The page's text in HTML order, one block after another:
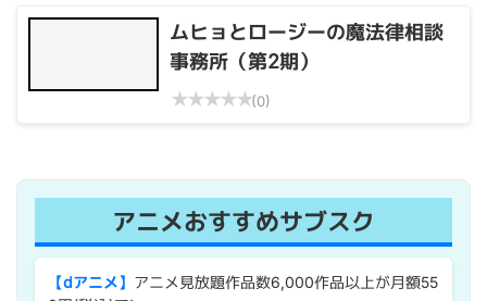
ムヒョとロージーの魔法律相談
事務所（第2期）
★★★★★(0)
アニメおすすめサブスク
【dアニメ】 アニメ見放題作品数6,000作品以上が月額55